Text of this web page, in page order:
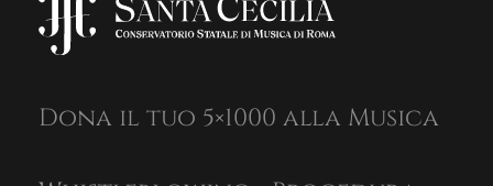
Dona il tuo 5×1000 alla Musica